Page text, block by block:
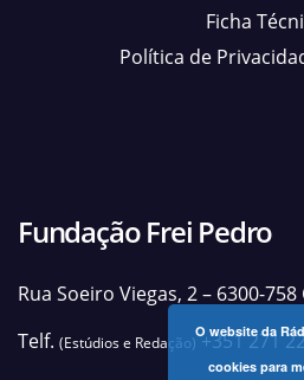
Ficha
Política de
Fundação Frei Pedro
Rua Soeiro Viegas, 2 – 6300-
Telf. (Estúdios e Redação)+351 271
O website da
cookies para